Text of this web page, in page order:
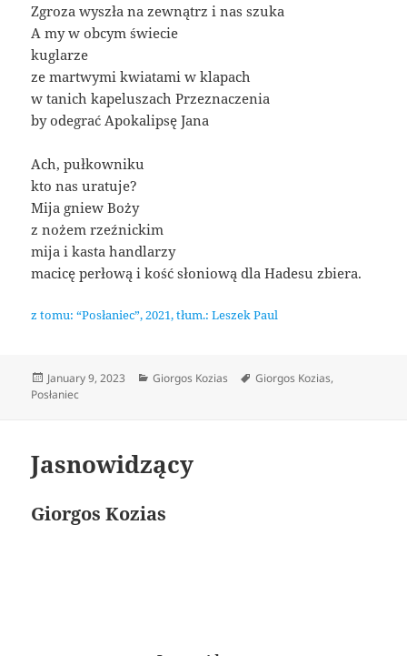
Zgroza wyszła na zewnątrz i nas szuka
A my w obcym świecie
kuglarze
ze martwymi kwiatami w klapach
w tanich kapeluszach Przeznaczenia
by odegrać Apokalipsę Jana
Ach, pułkowniku
kto nas uratuje?
Mija gniew Boży
z nożem rzeźnickim
mija i kasta handlarzy
macicę perłową i kość słoniową dla Hadesu zbiera.
z tomu: “Posłaniec”, 2021, tłum.: Leszek Paul
Posted
on
January 9, 2023 Categories
Giorgos Kozias Tags
Giorgos Kozias,
Posłaniec
Jasnowidzący
Giorgos Kozias